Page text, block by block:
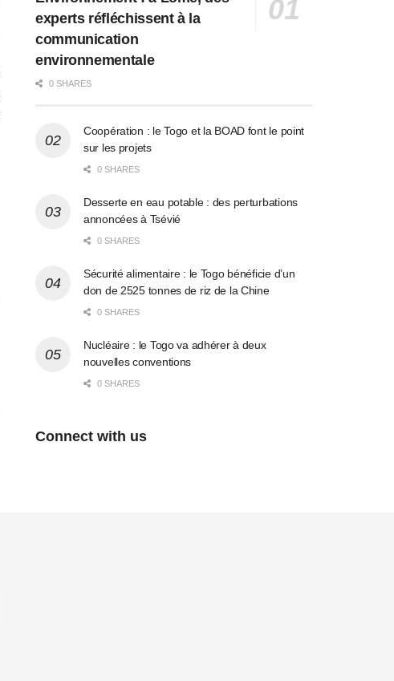
experts réfléchissent à la
communication
environnementale
0 SHARES
Coopération : le Togo et la BOAD font le point
sur les projets
0 SHARES
Desserte en eau potable : des perturbations
annoncées à Tsévié
0 SHARES
Sécurité alimentaire : le Togo bénéficie d’un
don de 2525 tonnes de riz de la Chine
0 SHARES
Nucléaire : le Togo va adhérer à deux
nouvelles conventions
0 SHARES
Connect with us